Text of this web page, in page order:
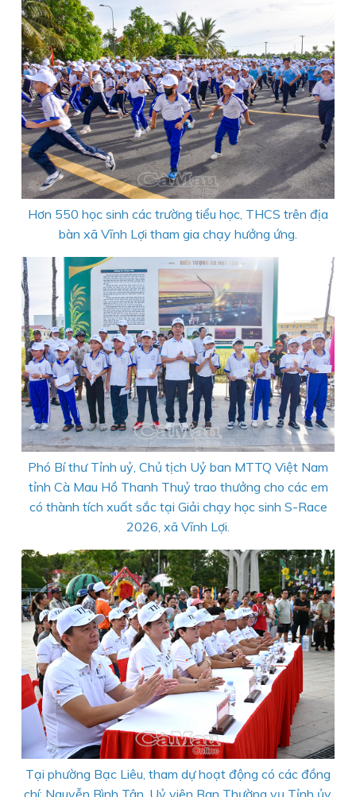
Hơn 550 học sinh các trường tiểu học, THCS trên địa
bàn xã Vĩnh Lợi tham gia chạy hưởng ứng.
Phó Bí thư Tỉnh uỷ, Chủ tịch Uỷ ban MTTQ Việt Nam
tỉnh Cà Mau Hồ Thanh Thuỷ trao thưởng cho các em
có thành tích xuất sắc tại Giải chạy học sinh S-Race
2026, xã Vĩnh Lợi.
Tại phường Bạc Liêu, tham dự hoạt động có các đồng